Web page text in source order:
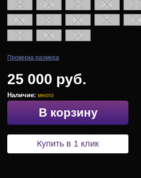
2
2,5 3 3,5 4
5,5
6 6,5 7 7,5
9
9,5 10
Проверка размера
25 000 руб.
Наличие: много
В корзину
Купить в 1 клик